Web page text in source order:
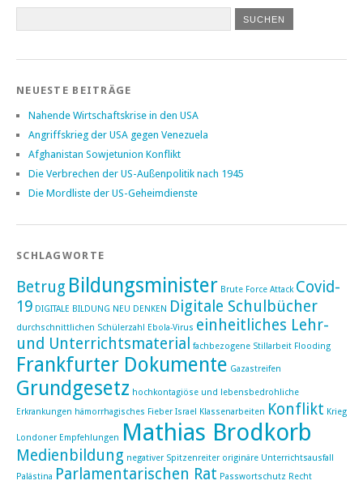
NEUESTE BEITRÄGE
Nahende Wirtschaftskrise in den USA
Angriffskrieg der USA gegen Venezuela
Afghanistan Sowjetunion Konflikt
Die Verbrechen der US-Außenpolitik nach 1945
Die Mordliste der US-Geheimdienste
SCHLAGWORTE
Betrug Bildungsminister Brute Force Attack Covid-
19 DIGITALE BILDUNG NEU DENKEN Digitale Schulbücher
durchschnittlichen Schülerzahl Ebola-Virus einheitliches Lehr-
und Unterrichtsmaterial
fachbezogene Stillarbeit Flooding
Frankfurter Dokumente Gazastreifen
Grundgesetz hochkontagiöse und lebensbedrohliche
Erkrankungen hämorrhagisches Fieber Israel Klassenarbeiten Konflikt Krieg
Londoner Empfehlungen Mathias Brodkorb
Medienbildung negativer Spitzenreiter originäre Unterrichtsausfall
Palästina Parlamentarischen Rat Passwortschutz Recht